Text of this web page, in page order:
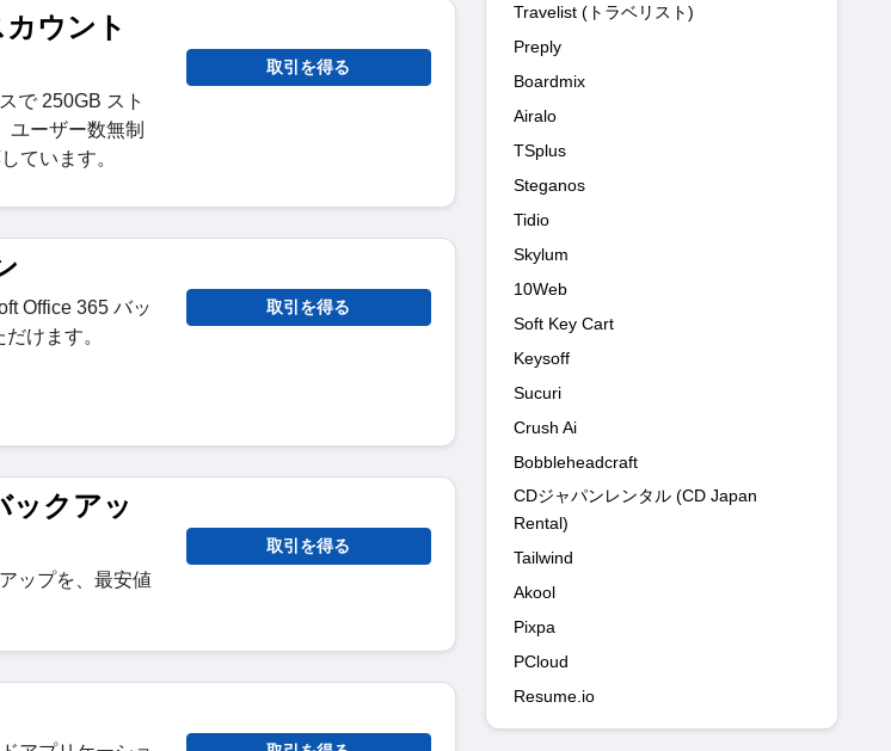
ウント
で 250GB スト
ユーザー数無制
ています。
取引を得る
Office 365 バッ
けます。
取引を得る
ックアッ
ップを、最安値
取引を得る
Travelist (トラベリスト)
Preply
Boardmix
Airalo
TSplus
Steganos
Tidio
Skylum
10Web
Soft Key Cart
Keysoff
Sucuri
Crush Ai
Bobbleheadcraft
CDジャパンレンタル (CD Japan
Rental)
Tailwind
Akool
Pixpa
PCloud
Resume.io